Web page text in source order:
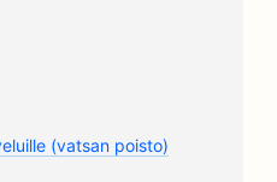
(vatsan poisto)